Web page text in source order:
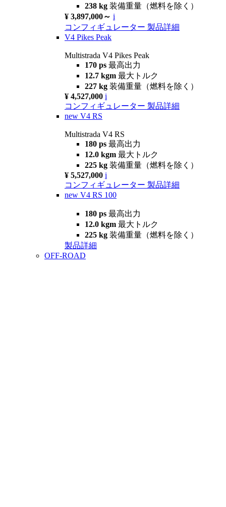
238 kg 装備重量（燃料を除く）
¥ 3,897,000～ i
コンフィギュレーター 製品詳細
V4 Pikes Peak
Multistrada V4 Pikes Peak
170 ps 最高出力
12.7 kgm 最大トルク
227 kg 装備重量（燃料を除く）
¥ 4,527,000 i
コンフィギュレーター 製品詳細
new V4 RS
Multistrada V4 RS
180 ps 最高出力
12.0 kgm 最大トルク
225 kg 装備重量（燃料を除く）
¥ 5,527,000 i
コンフィギュレーター 製品詳細
new V4 RS 100
180 ps 最高出力
12.0 kgm 最大トルク
225 kg 装備重量（燃料を除く）
製品詳細
OFF-ROAD